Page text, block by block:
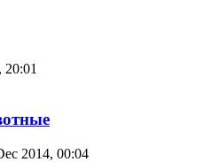
20:01
2014, 00:04